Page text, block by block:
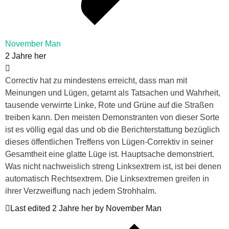
November Man
2 Jahre her
Correctiv hat zu mindestens erreicht, dass man mit
Meinungen und Lügen, getarnt als Tatsachen und Wahrheit,
tausende verwirrte Linke, Rote und Grüne auf die Straßen
treiben kann. Den meisten Demonstranten von dieser Sorte
ist es völlig egal das und ob die Berichterstattung bezüglich
dieses öffentlichen Treffens von Lügen-Correktiv in seiner
Gesamtheit eine glatte Lüge ist. Hauptsache demonstriert.
Was nicht nachweislich streng Linksextrem ist, ist bei denen
automatisch Rechtsextrem. Die Linksextremen greifen in
ihrer Verzweiflung nach jedem Strohhalm.
Last edited 2 Jahre her by November Man